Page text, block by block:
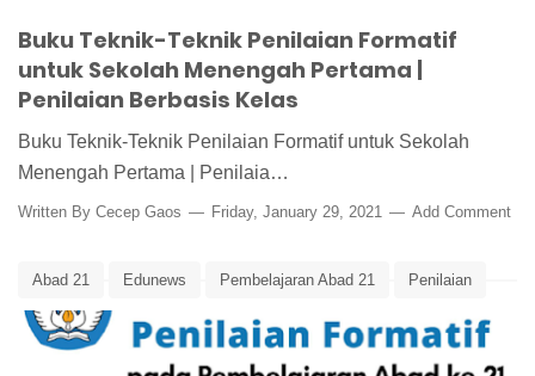
Buku Teknik-Teknik Penilaian Formatif
untuk Sekolah Menengah Pertama |
Penilaian Berbasis Kelas
Buku Teknik-Teknik Penilaian Formatif untuk Sekolah
Menengah Pertama | Penilaia…
Written By Cecep Gaos Friday, January 29, 2021 Add Comment
Abad 21 Edunews Pembelajaran Abad 21 Penilaian
Penilaian Formatif Penilaian Peserta Didik